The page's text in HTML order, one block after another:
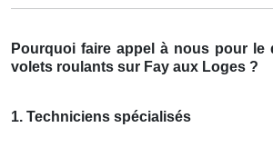
Pourquoi faire appel à nous pour le
volets roulants sur Fay aux Loges ?
1. Techniciens spécialisés